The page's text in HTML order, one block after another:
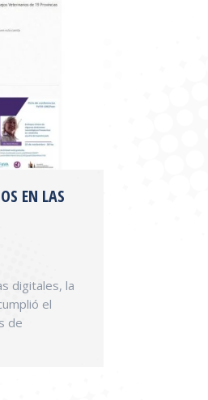
EN LAS
digitales, la
el
de